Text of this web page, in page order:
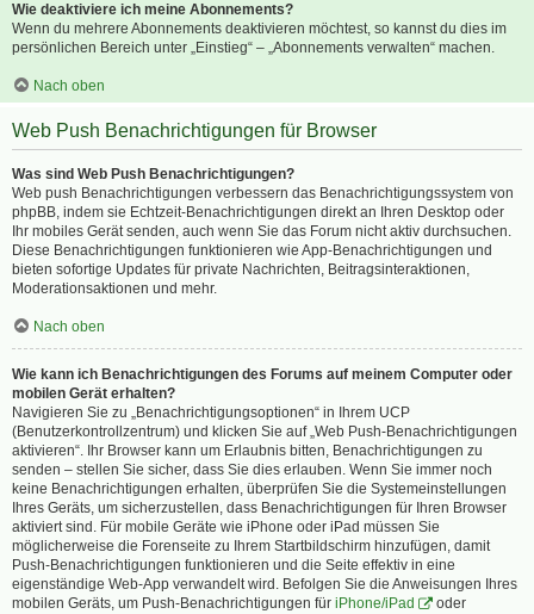
Wie deaktiviere ich meine Abonnements?
Wenn du mehrere Abonnements deaktivieren möchtest, so kannst du dies im
persönlichen Bereich unter „Einstieg“ – „Abonnements verwalten“ machen.
Nach oben
Web Push Benachrichtigungen für Browser
Was sind Web Push Benachrichtigungen?
Web push Benachrichtigungen verbessern das Benachrichtigungssystem von
phpBB, indem sie Echtzeit-Benachrichtigungen direkt an Ihren Desktop oder
Ihr mobiles Gerät senden, auch wenn Sie das Forum nicht aktiv durchsuchen.
Diese Benachrichtigungen funktionieren wie App-Benachrichtigungen und
bieten sofortige Updates für private Nachrichten, Beitragsinteraktionen,
Moderationsaktionen und mehr.
Nach oben
Wie kann ich Benachrichtigungen des Forums auf meinem Computer oder
mobilen Gerät erhalten?
Navigieren Sie zu „Benachrichtigungsoptionen“ in Ihrem UCP
(Benutzerkontrollzentrum) und klicken Sie auf „Web Push-Benachrichtigungen
aktivieren“. Ihr Browser kann um Erlaubnis bitten, Benachrichtigungen zu
senden – stellen Sie sicher, dass Sie dies erlauben. Wenn Sie immer noch
keine Benachrichtigungen erhalten, überprüfen Sie die Systemeinstellungen
Ihres Geräts, um sicherzustellen, dass Benachrichtigungen für Ihren Browser
aktiviert sind. Für mobile Geräte wie iPhone oder iPad müssen Sie
möglicherweise die Forenseite zu Ihrem Startbildschirm hinzufügen, damit
Push-Benachrichtigungen funktionieren und die Seite effektiv in eine
eigenständige Web-App verwandelt wird. Befolgen Sie die Anweisungen Ihres
mobilen Geräts, um Push-Benachrichtigungen für iPhone/iPad
oder